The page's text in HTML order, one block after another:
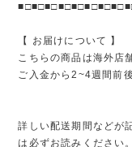
【 お届けについて 】
こちらの商品は海外店
ご入金から2~4週間前
詳しい配送期間などが
は必ずお読みください